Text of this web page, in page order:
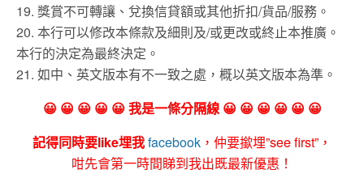
19. 獎賞不可轉讓、兌換信貸額或其他折扣/貨品/服務。
20. 本行可以修改本條款及細則及/或更改或終止本推廣。
本行的決定為最終決定。
21. 如中、英文版本有不一致之處，概以英文版本為準。
😀 😀 😀 😀 😀 我是一條分隔線 😀 😀 😀 😀 😀 😀
記得同時要like埋我facebook ，仲要撳埋”see first”，
咁先會第一時間睇到我出既最新優惠！